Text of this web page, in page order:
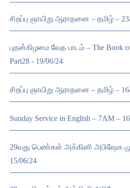
சிறப்பு ஞாயிறு ஆராதனை – தமிழ் –
புதன்கிழமை வேத பாடம் – The Book
Part28 - 19/06/24
சிறப்பு ஞாயிறு ஆராதனை – தமிழ் –
Sunday Service in English – 7AM –
29வது பெண்கள் அக்கினி அபிஷேக
15/06/24